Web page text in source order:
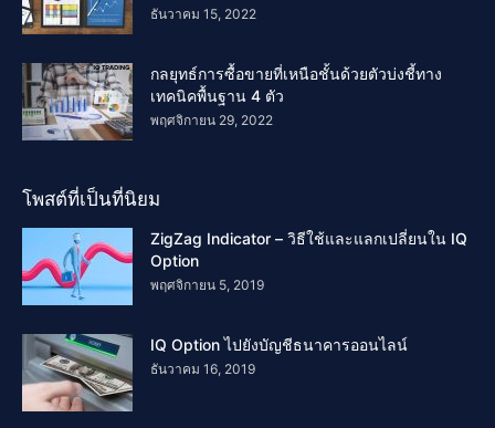
ธันวาคม 15, 2022
กลยุทธ์การซื้อขายที่เหนือชั้นด้วยตัวบ่งชี้ทาง
เทคนิคพื้นฐาน 4 ตัว
พฤศจิกายน 29, 2022
โพสต์ที่เป็นที่นิยม
ZigZag Indicator – วิธีใช้และแลกเปลี่ยนใน IQ
Option
พฤศจิกายน 5, 2019
IQ Option ไปยังบัญชีธนาคารออนไลน์
ธันวาคม 16, 2019